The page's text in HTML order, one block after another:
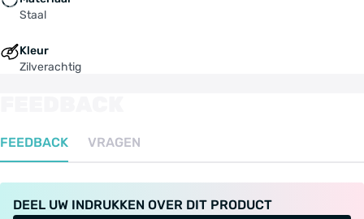
Staal
Kleur
Zilverachtig
FEEDBACK VRAGEN
DEEL UW INDRUKKEN OVER DIT PRODUCT